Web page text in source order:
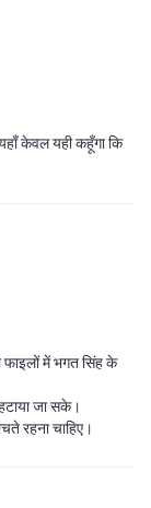
केवल यही कहूँगा कि
में भगत सिंह के
जा सके।
रहना चाहिए।